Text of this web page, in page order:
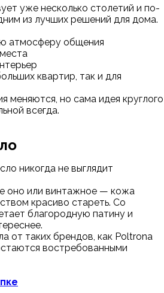
уже несколько столетий и по-
из лучших решений для дома.
атмосферу общения
квартир, так и для
меняются, но сама идея круглого
всегда.
никогда не выглядит
оно или винтажное — кожа
красиво стареть. Со
благородную патину и
от таких брендов, как Poltrona
востребованными